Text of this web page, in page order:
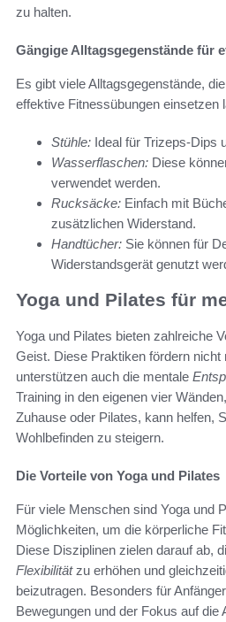
zu halten.
Gängige Alltagsgegenstände für
Es gibt viele Alltagsgegenstände,
effektive Fitnessübungen einsetzen
Stühle: Ideal für Trizeps-Dips
Wasserflaschen: Diese
verwendet werden.
Rucksäcke: Einfach mit
zusätzlichen Widerstand.
Handtücher: Sie können für
Widerstandsgerät genutzt
Yoga und Pilates für
Yoga und Pilates bieten zahlreiche
Geist. Diese Praktiken fördern nicht
unterstützen auch die mentale
Training in den eigenen vier
Zuhause oder Pilates, kann helfen,
Wohlbefinden zu steigern.
Die Vorteile von Yoga und Pilates
Für viele Menschen sind Yoga und
Möglichkeiten, um die körperliche
Diese Disziplinen zielen darauf ab,
Flexibilitätzu erhöhen und
beizutragen. Besonders für
Bewegungen und der Fokus auf die